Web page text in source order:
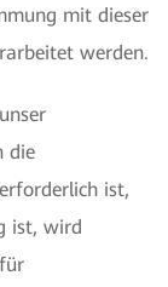
mit dieser
werden.
die
ist,
ist, wird